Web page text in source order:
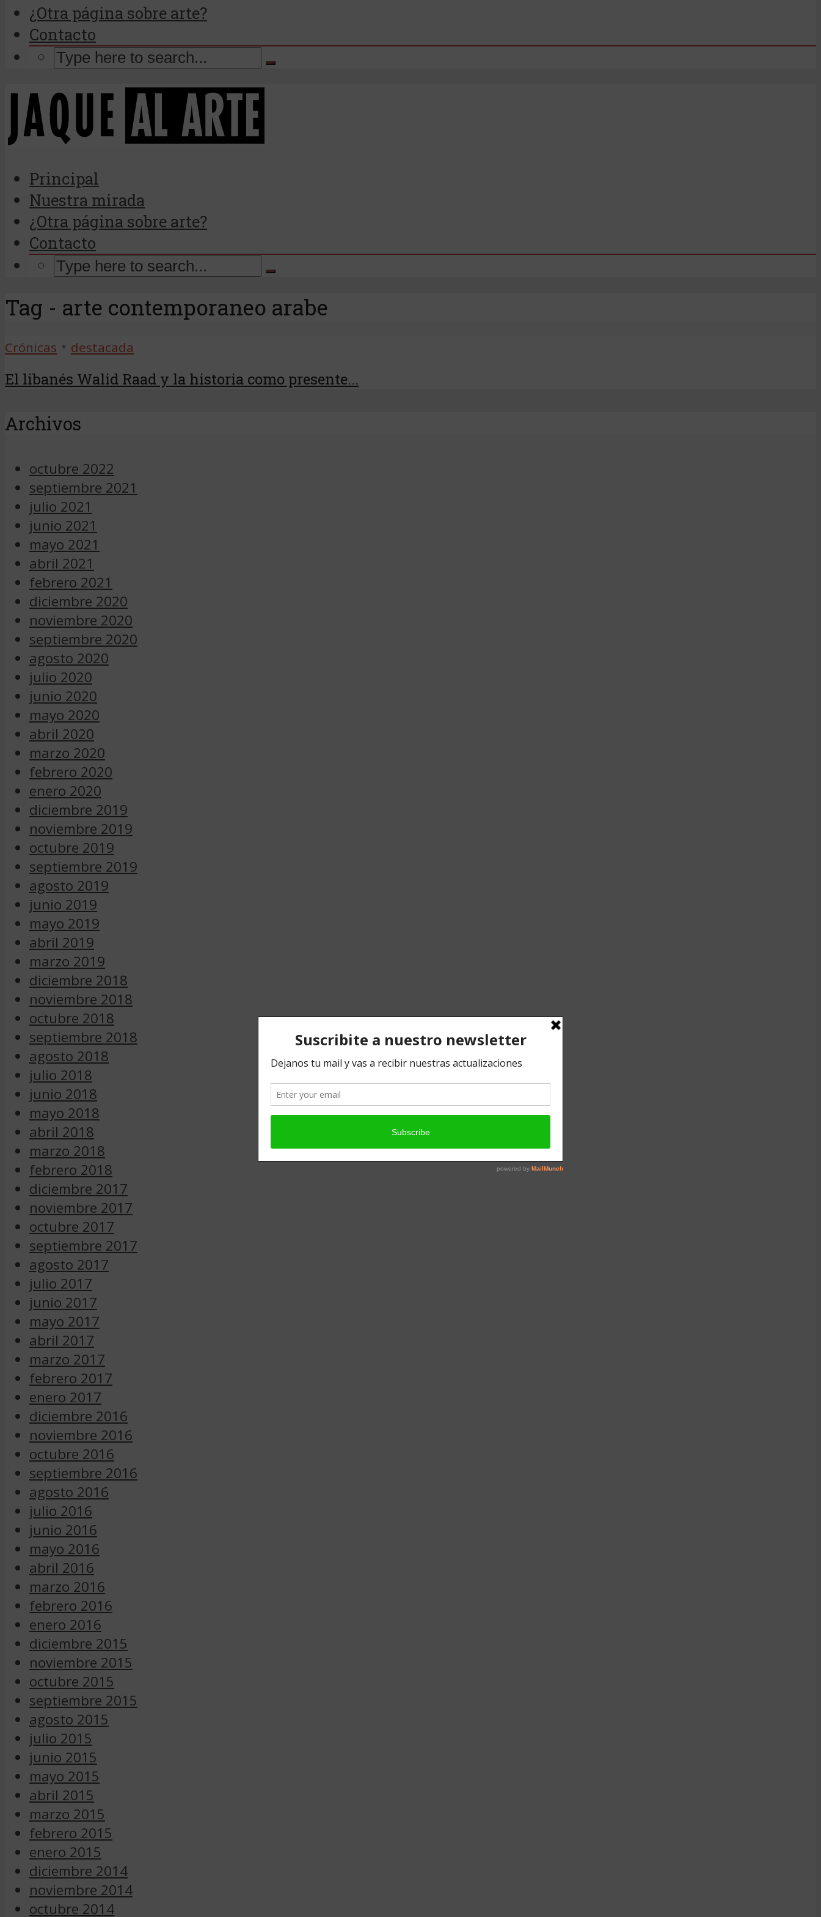
¿Otra página sobre arte?
Contacto
Principal
Nuestra mirada
¿Otra página sobre arte?
Contacto
Tag - arte contemporaneo arabe
Crónicas • destacada
El libanés Walid Raad y la historia como presente...
Archivos
octubre 2022
septiembre 2021
julio 2021
junio 2021
mayo 2021
abril 2021
febrero 2021
diciembre 2020
noviembre 2020
septiembre 2020
agosto 2020
julio 2020
junio 2020
mayo 2020
abril 2020
marzo 2020
febrero 2020
enero 2020
diciembre 2019
noviembre 2019
octubre 2019
septiembre 2019
agosto 2019
junio 2019
mayo 2019
abril 2019
marzo 2019
diciembre 2018
noviembre 2018
octubre 2018
septiembre 2018
agosto 2018
julio 2018
junio 2018
mayo 2018
abril 2018
marzo 2018
febrero 2018
diciembre 2017
noviembre 2017
octubre 2017
septiembre 2017
agosto 2017
julio 2017
junio 2017
mayo 2017
abril 2017
marzo 2017
febrero 2017
enero 2017
diciembre 2016
noviembre 2016
octubre 2016
septiembre 2016
agosto 2016
julio 2016
junio 2016
mayo 2016
abril 2016
marzo 2016
febrero 2016
enero 2016
diciembre 2015
noviembre 2015
octubre 2015
septiembre 2015
agosto 2015
julio 2015
junio 2015
mayo 2015
abril 2015
marzo 2015
febrero 2015
enero 2015
diciembre 2014
noviembre 2014
octubre 2014